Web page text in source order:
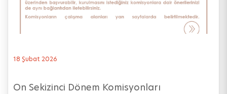
18 Şubat 2026
On Sekizinci Dönem Komisyonları